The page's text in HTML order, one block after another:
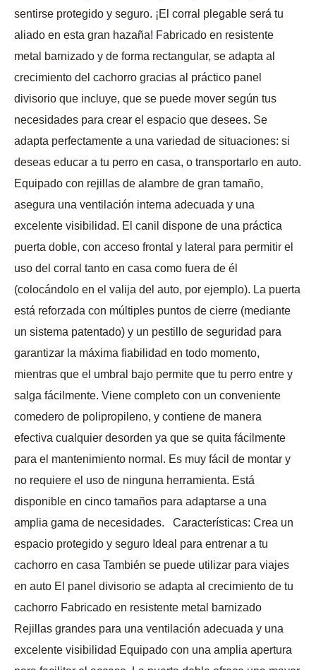
sentirse protegido y seguro. ¡El corral plegable será tu
aliado en esta gran hazaña! Fabricado en resistente
metal barnizado y de forma rectangular, se adapta al
crecimiento del cachorro gracias al práctico panel
divisorio que incluye, que se puede mover según tus
necesidades para crear el espacio que desees. Se
adapta perfectamente a una variedad de situaciones: si
deseas educar a tu perro en casa, o transportarlo en auto.
Equipado con rejillas de alambre de gran tamaño,
asegura una ventilación interna adecuada y una
excelente visibilidad. El canil dispone de una práctica
puerta doble, con acceso frontal y lateral para permitir el
uso del corral tanto en casa como fuera de él
(colocándolo en el valija del auto, por ejemplo). La puerta
está reforzada con múltiples puntos de cierre (mediante
un sistema patentado) y un pestillo de seguridad para
garantizar la máxima fiabilidad en todo momento,
mientras que el umbral bajo permite que tu perro entre y
salga fácilmente. Viene completo con un conveniente
comedero de polipropileno, y contiene de manera
efectiva cualquier desorden ya que se quita fácilmente
para el mantenimiento normal. Es muy fácil de montar y
no requiere el uso de ninguna herramienta. Está
disponible en cinco tamaños para adaptarse a una
amplia gama de necesidades. Características: Crea un
espacio protegido y seguro Ideal para entrenar a tu
cachorro en casa También se puede utilizar para viajes
en auto El panel divisorio se adapta al crecimiento de tu
cachorro Fabricado en resistente metal barnizado
Rejillas grandes para una ventilación adecuada y una
excelente visibilidad Equipado con una amplia apertura